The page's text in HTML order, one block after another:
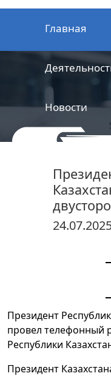
Главная
Новости
Президент
провел телефонный
Республики
Президент